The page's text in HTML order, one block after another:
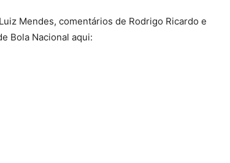
Mendes, comentários de Rodrigo Ricardo e
Bola Nacional aqui: